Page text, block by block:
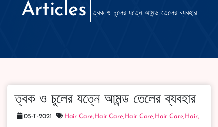
Articles ত্বক ও চুলের যত্নে আমন্ড তেলের ব্যবহার
ত্বক ও চুলের যত্নে আমন্ড তেলের ব্যবহার
05-11-2021 Hair Care, Hair Care, Hair Care, Hair Care, Hair,